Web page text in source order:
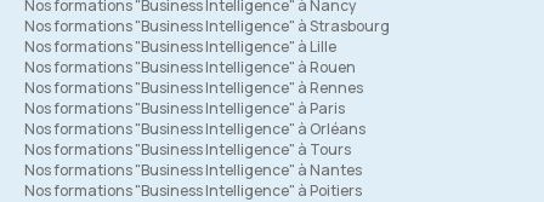
Nos formations "Business Intelligence" à Nancy
Nos formations "Business Intelligence" à Strasbourg
Nos formations "Business Intelligence" à Lille
Nos formations "Business Intelligence" à Rouen
Nos formations "Business Intelligence" à Rennes
Nos formations "Business Intelligence" à Paris
Nos formations "Business Intelligence" à Orléans
Nos formations "Business Intelligence" à Tours
Nos formations "Business Intelligence" à Nantes
Nos formations "Business Intelligence" à Poitiers